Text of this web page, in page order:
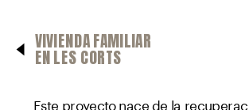
VIVIENDA FAMILIAR
EN LES CORTS
Este proyecto nace de la